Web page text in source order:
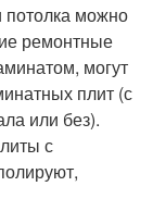
потолка можно
ремонтные
могут
плит (с
или без).
с